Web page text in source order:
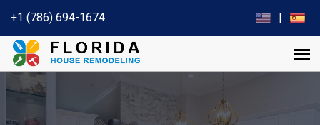
+1 (786) 694-1674 |